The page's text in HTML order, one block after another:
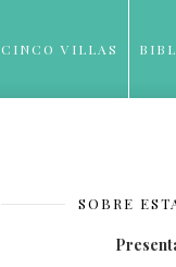
VILLAS
SOBRE